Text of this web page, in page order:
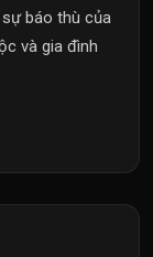
báo thù của
và gia đình